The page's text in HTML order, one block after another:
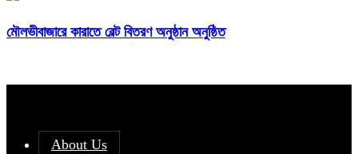
মৌলভীবাজারে কারাতে বেল্ট বিতরণ অনুষ্ঠান অনুষ্ঠিত
About Us